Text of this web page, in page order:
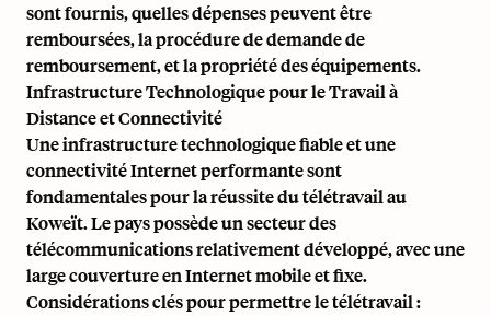
sont fournis, quelles dépenses peuvent être
remboursées, la procédure de demande de
remboursement, et la propriété des équipements.
Infrastructure Technologique pour le Travail à
Distance et Connectivité
Une infrastructure technologique fiable et une
connectivité Internet performante sont
fondamentales pour la réussite du télétravail au
Koweït. Le pays possède un secteur des
télécommunications relativement développé, avec une
large couverture en Internet mobile et fixe.
Considérations clés pour permettre le télétravail :